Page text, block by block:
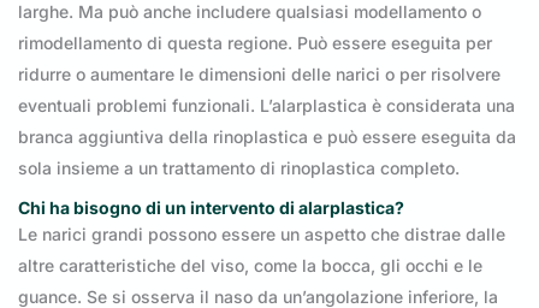
larghe. Ma può anche includere qualsiasi modellamento o
rimodellamento di questa regione. Può essere eseguita per
ridurre o aumentare le dimensioni delle narici o per risolvere
eventuali problemi funzionali. L’alarplastica è considerata una
branca aggiuntiva della rinoplastica e può essere eseguita da
sola insieme a un trattamento di rinoplastica completo.
Chi ha bisogno di un intervento di alarplastica?
Le narici grandi possono essere un aspetto che distrae dalle
altre caratteristiche del viso, come la bocca, gli occhi e le
guance. Se si osserva il naso da un’angolazione inferiore, la